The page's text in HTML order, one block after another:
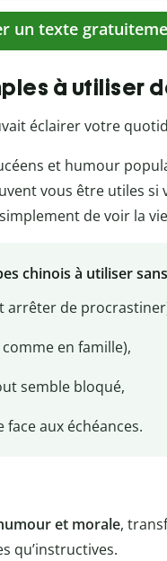
un texte
à utiliser
éclairer votre
et humour
vous être utiles
de voir la
chinois à utiliser
arrêter de
en famille),
semble bloqué,
aux échéances.
et morale,
qu’instructives.